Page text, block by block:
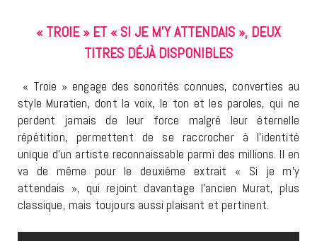
« TROIE » ET « SI JE M’Y ATTENDAIS », DEUX
TITRES DÉJÀ DISPONIBLES
« Troie » engage des sonorités connues, converties au
style Muratien, dont la voix, le ton et les paroles, qui ne
perdent jamais de leur force malgré leur éternelle
répétition, permettent de se raccrocher à l’identité
unique d’un artiste reconnaissable parmi des millions. Il en
va de même pour le deuxième extrait « Si je m’y
attendais », qui rejoint davantage l’ancien Murat, plus
classique, mais toujours aussi plaisant et pertinent.